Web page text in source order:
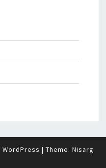
WordPress | Theme: Nisarg